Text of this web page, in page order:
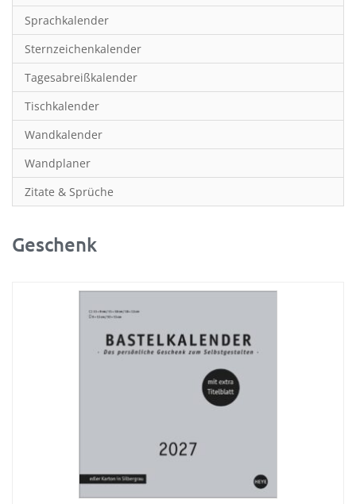
Kunst
Länder & Städte
Landschaft & Natur
Lifestyle
Literatur
Manga & Animé
Neutrale Kalender
Partner- & Wandplaner
Planung & Organisation
Was ist was
Sprachkalender
Sternzeichenkalender
Tagesabreißkalender
Tischkalender
Wandkalender
Wandplaner
Zitate & Sprüche
Geschenk